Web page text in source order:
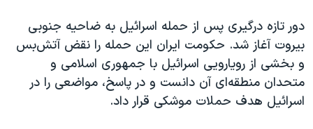
دور تازه درگیری پس از حمله اسرائیل به ضاحیه جنوبی
بیروت آغاز شد. حکومت ایران این حمله را نقض آتش‌بس
و بخشی از رویارویی اسرائیل با جمهوری اسلامی و
متحدان منطقه‌ای آن دانست و در پاسخ، مواضعی را در
اسرائیل هدف حملات موشکی قرار داد.